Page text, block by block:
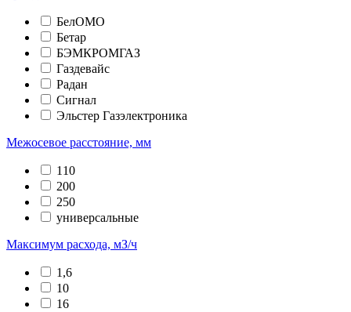
БелОМО
Бетар
БЭМКРОМГАЗ
Газдевайс
Радан
Сигнал
Эльстер Газэлектроника
Межосевое расстояние, мм
110
200
250
универсальные
Максимум расхода, мЗ/ч
1,6
10
16